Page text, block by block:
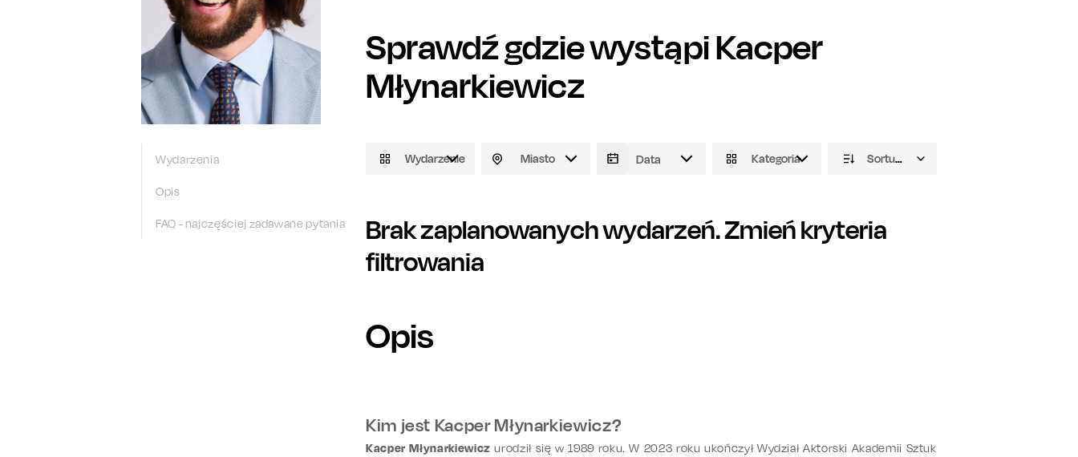
Wydarzenia
Opis
FAQ - najczęściej zadawane pytania
Sprawdź gdzie wystąpiKacper
Młynarkiewicz
Wydarzenie Miasto Kategoria Sortuj domyślnie
Brak zaplanowanych wydarzeń. Zmień kryteria
filtrowania
Opis
Kim jest Kacper Młynarkiewicz?
Kacper Młynarkiewicz urodził się w 1989 roku. W 2023 roku ukończył Wydział Aktorski Akademii Sztuk